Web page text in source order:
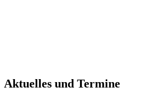
Aktuelles und Termine